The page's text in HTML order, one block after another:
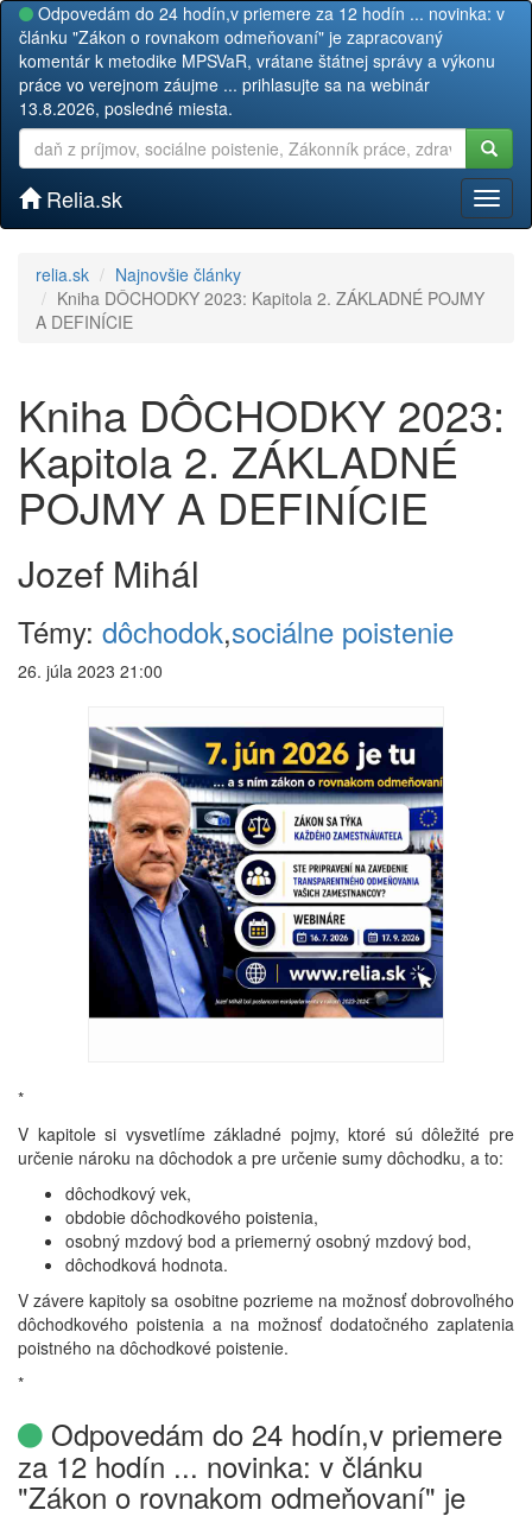
Odpovedám do 24 hodín,v priemere za 12 hodín ... novinka: v
článku "Zákon o rovnakom odmeňovaní" je zapracovaný
komentár k metodike MPSVaR, vrátane štátnej správy a výkonu
práce vo verejnom záujme ... prihlasujte sa na webinár
13.8.2026, posledné miesta.
Relia.sk
relia.sk
Najnovšie články
Kniha DÔCHODKY 2023: Kapitola 2. ZÁKLADNÉ POJMY
A DEFINÍCIE
Kniha DÔCHODKY 2023:
Kapitola 2. ZÁKLADNÉ
POJMY A DEFINÍCIE
Jozef Mihál
Témy: dôchodok,sociálne poistenie
26. júla 2023 21:00
*
V kapitole si vysvetlíme základné pojmy, ktoré sú dôležité pre
určenie nároku na dôchodok a pre určenie sumy dôchodku, a to:
dôchodkový vek,
obdobie dôchodkového poistenia,
osobný mzdový bod a priemerný osobný mzdový bod,
dôchodková hodnota.
V závere kapitoly sa osobitne pozrieme na možnosť dobrovoľného
dôchodkového poistenia a na možnosť dodatočného zaplatenia
poistného na dôchodkové poistenie.
*
Odpovedám do 24 hodín,v priemere
za 12 hodín ... novinka: v článku
"Zákon o rovnakom odmeňovaní" je